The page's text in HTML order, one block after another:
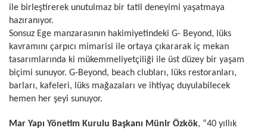
ile birleştirerek unutulmaz bir tatil deneyimi yaşatmaya
hazıranıyor.
Sonsuz Ege manzarasının hakimiyetindeki G- Beyond, lüks
kavramını çarpıcı mimarisi ile ortaya çıkararak iç mekan
tasarımlarında ki mükemmeliyetçiliği ile üst düzey bir yaşam
biçimi sunuyor. G-Beyond, beach clubları, lüks restoranları,
barları, kafeleri, lüks mağazaları ve ihtiyaç duyulabilecek
hemen her şeyi sunuyor.
Mar Yapı Yönetim Kurulu Başkanı Münir Özkök, “40 yıllık